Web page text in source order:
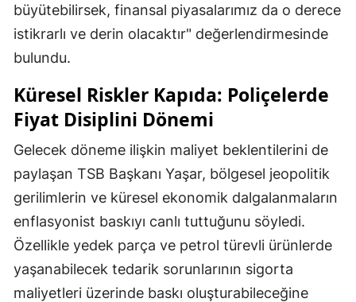
büyütebilirsek, finansal piyasalarımız da o derece
istikrarlı ve derin olacaktır" değerlendirmesinde
bulundu.
Küresel Riskler Kapıda: Poliçelerde
Fiyat Disiplini Dönemi
Gelecek döneme ilişkin maliyet beklentilerini de
paylaşan TSB Başkanı Yaşar, bölgesel jeopolitik
gerilimlerin ve küresel ekonomik dalgalanmaların
enflasyonist baskıyı canlı tuttuğunu söyledi.
Özellikle yedek parça ve petrol türevli ürünlerde
yaşanabilecek tedarik sorunlarının sigorta
maliyetleri üzerinde baskı oluşturabileceğine